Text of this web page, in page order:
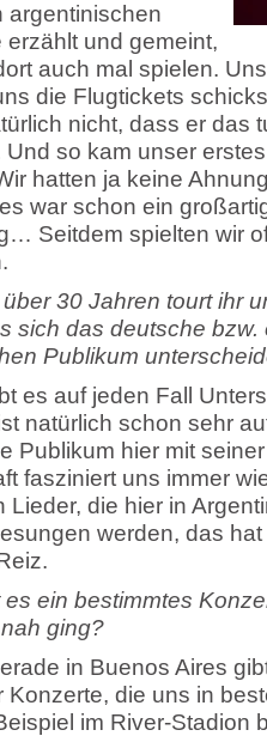
argentinischen
erzählt und gemeint,
auch mal spielen.
die Flugtickets
nicht, dass er das
Und so kam unser
hatten ja keine
war schon ein
Seitdem spielten wir
30 Jahren tourt ihr
sich das deutsche bzw.
Publikum
es auf jeden Fall
natürlich schon sehr
Publikum hier mit
fasziniert uns immer
Lieder, die hier in
werden, das
es ein bestimmtes
ging?
in Buenos Aires
Konzerte, die uns in
im River-Stadion